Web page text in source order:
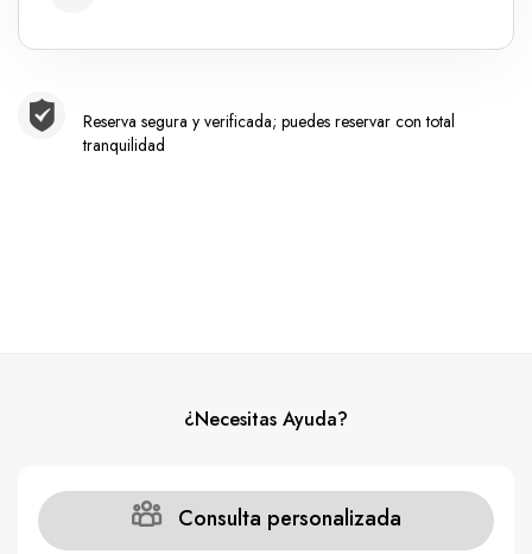
Reserva segura y verificada; puedes reservar con total
tranquilidad
¿Necesitas Ayuda?
Consulta personalizada